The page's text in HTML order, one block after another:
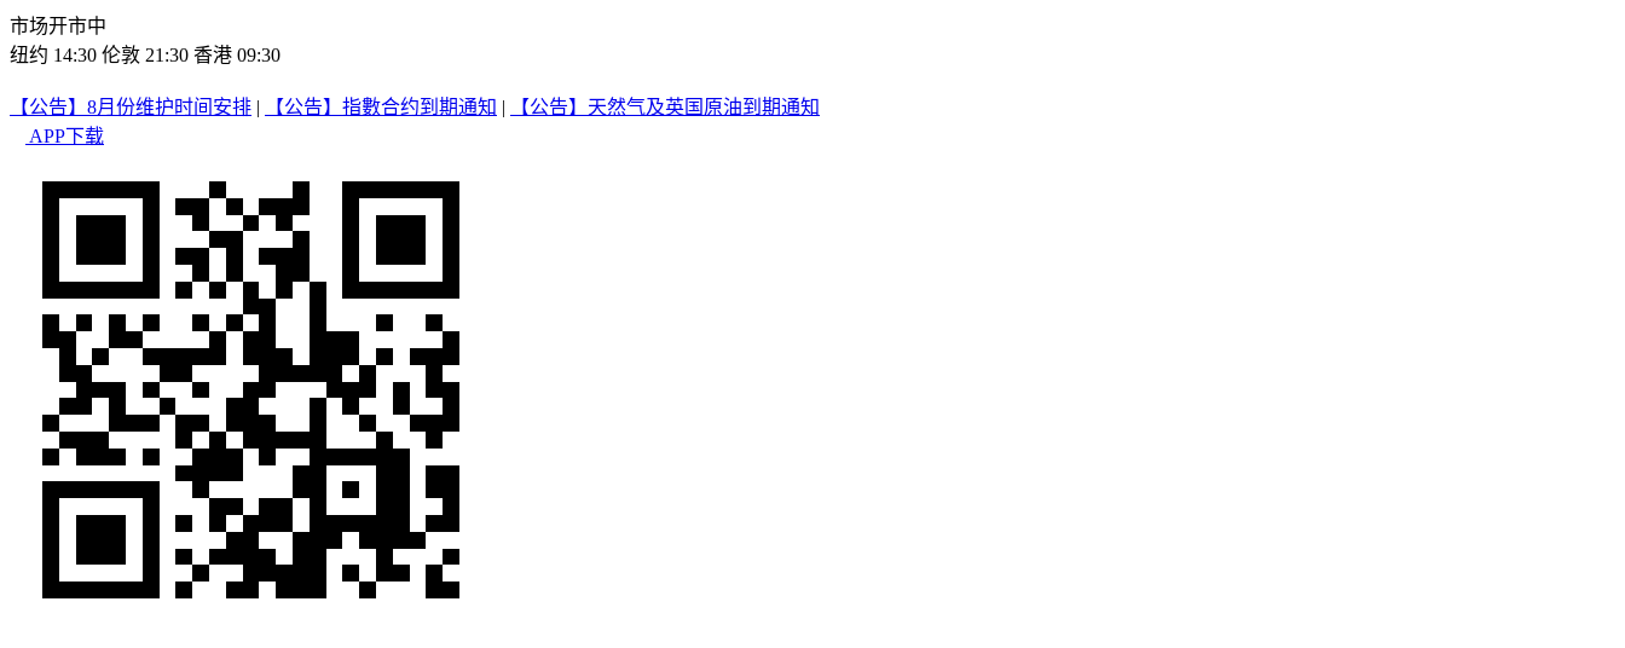
市场开市中
纽约 14:30 伦敦 21:30 香港 09:30
【公告】8月份维护时间安排 | 【公告】指數合约到期通知 |
【公告】天然气及英国原油到期通知
APP下载